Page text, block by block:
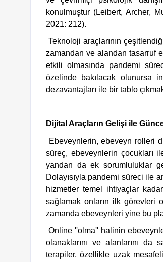
konulmuştur (Leibert, Archer,
2021: 212).
zamandan ve alandan tasarruf
etkili olmasında pandemi
özelinde bakılacak olunursa
dezavantajları ile bir tablo
Dijital Araçların Gelişi ile
süreç, ebeveynlerin çocukları
yandan da ek sorumluluklar
Dolayısıyla pandemi süreci ile
hizmetler temel ihtiyaçlar
sağlamak onların ilk görevleri
zamanda ebeveynleri yine bu
olanaklarını ve alanlarını da
terapiler, özellikle uzak